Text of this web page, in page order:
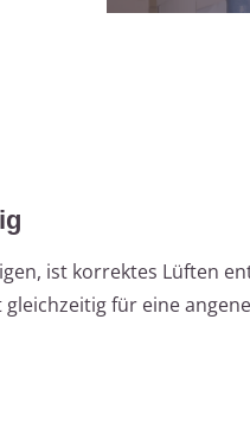
ist korrektes Lüften
für eine